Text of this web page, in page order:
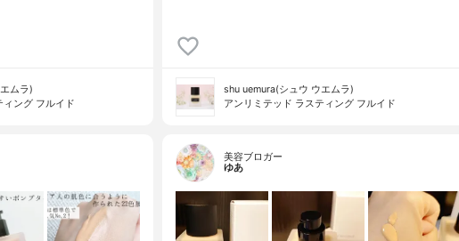
ムラ)
ィング フルイド
shu uemura(シュウ ウエムラ)
アンリミテッド ラスティング フルイド
美容ブロガー
ゆあ